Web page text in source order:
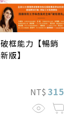
破框能力【暢銷
新版】
NT$ 315